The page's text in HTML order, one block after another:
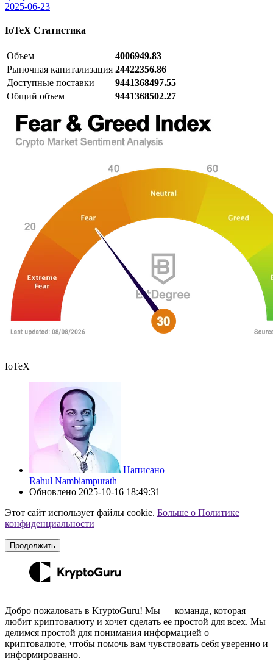
2025-06-23
IoTeX Статистика
Объем
4006949.83
Рыночная капитализация 24422356.86
Доступные поставки
9441368497.55
Общий объем
9441368502.27
IoTeX
Написано
Rahul Nambiampurath
Обновлено 2025-10-16 18:49:31
Этот сайт использует файлы cookie. Больше о Политике
конфиденциальности
Продолжить
Добро пожаловать в KryptoGuru! Мы — команда, которая
любит криптовалюту и хочет сделать ее простой для всех. Мы
делимся простой для понимания информацией о
криптовалюте, чтобы помочь вам чувствовать себя уверенно и
информированно.